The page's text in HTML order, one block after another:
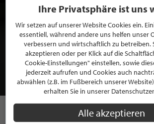
BEWERBEN SIE SICH FÜR
MITGLIEDSCHAFT BEI
JETZT GRATIS BEWERBEN
Ihre Privatsphäre ist uns
Wir setzen auf unserer Website Cookies ein.
essentiell, während andere uns helfen unser
verbessern und wirtschaftlich zu betreiben.
akzeptieren oder per Klick auf die
Cookie-Einstellungen" einstellen, sowie
jederzeit aufrufen und Cookies auch
abwählen (z.B. im Fußbereich unserer
erhalten Sie in unserer
Alle akzeptieren